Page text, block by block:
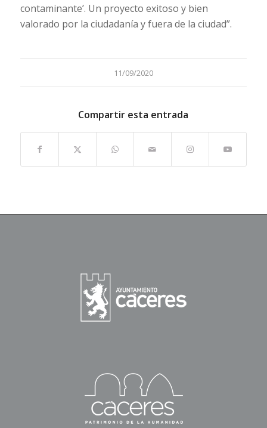
contaminante’. Un proyecto exitoso y bien
valorado por la ciudadanía y fuera de la ciudad”.
11/09/2020
Compartir esta entrada